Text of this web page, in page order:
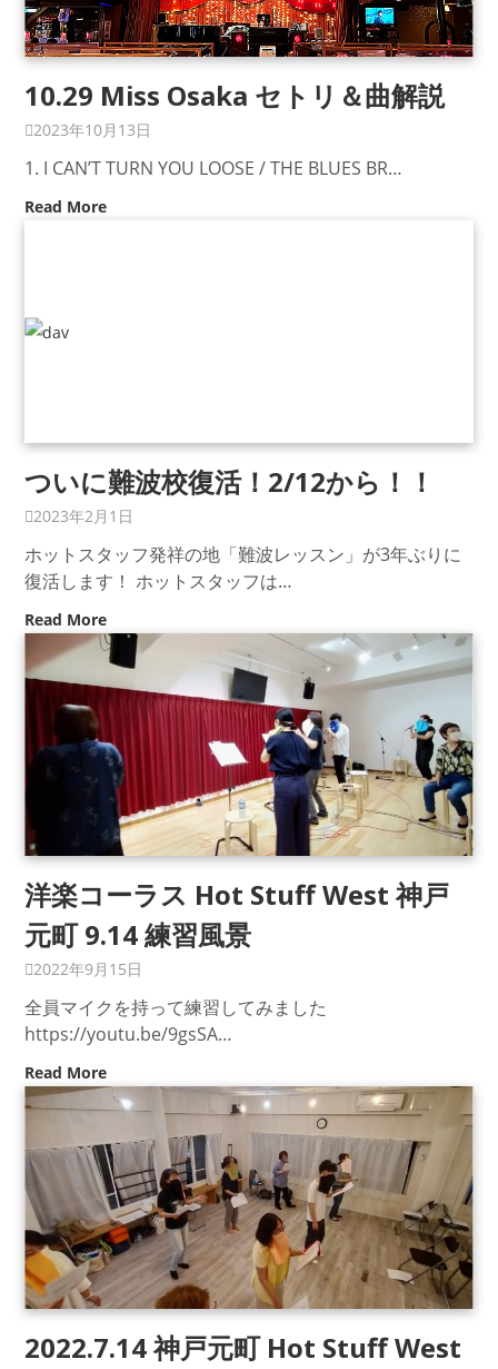
10.29 Miss Osaka セトリ＆曲解説
2023年10月13日
1. I CAN’T TURN YOU LOOSE / THE BLUES BR…
Read More
ついに難波校復活！2/12から！！
2023年2月1日
ホットスタッフ発祥の地「難波レッスン」が3年ぶりに
復活します！ ホットスタッフは…
Read More
洋楽コーラス Hot Stuff West 神戸
元町 9.14 練習風景
2022年9月15日
全員マイクを持って練習してみました
https://youtu.be/9gsSA…
Read More
2022.7.14 神戸元町 Hot Stuff West